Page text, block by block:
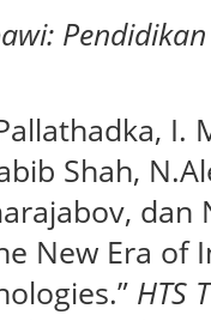
I.
Shah,
dan
New Era of
HTS